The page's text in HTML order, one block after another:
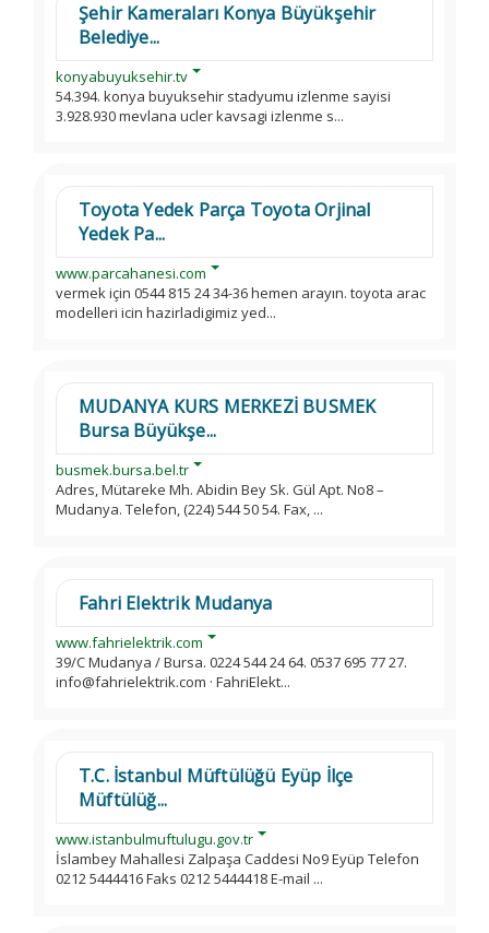
Şehir Kameraları Konya Büyükşehir
Belediye...
konyabuyuksehir.tv
54.394. konya buyuksehir stadyumu izlenme sayisi
3.928.930 mevlana ucler kavsagi izlenme s...
Toyota Yedek Parça Toyota Orjinal
Yedek Pa...
www.parcahanesi.com
vermek için 0544 815 24 34-36 hemen arayın. toyota arac
modelleri icin hazirladigimiz yed...
MUDANYA KURS MERKEZİ BUSMEK
Bursa Büyükşe...
busmek.bursa.bel.tr
Adres, Mütareke Mh. Abidin Bey Sk. Gül Apt. No8 –
Mudanya. Telefon, (224) 544 50 54. Fax, ...
Fahri Elektrik Mudanya
www.fahrielektrik.com
39/C Mudanya / Bursa. 0224 544 24 64. 0537 695 77 27.
info@fahrielektrik.com · FahriElekt...
T.C. İstanbul Müftülüğü Eyüp İlçe
Müftülüğ...
www.istanbulmuftulugu.gov.tr
İslambey Mahallesi Zalpaşa Caddesi No9 Eyüp Telefon
0212 5444416 Faks 0212 5444418 E-mail ...